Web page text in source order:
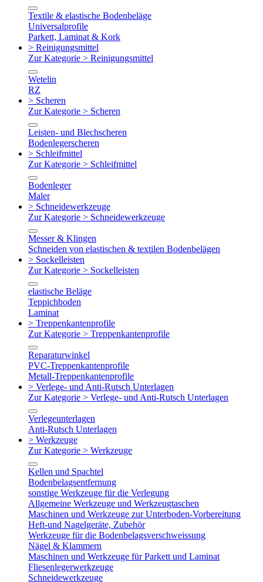
Textile & elastische Bodenbeläge
Universalprofile
Parkett, Laminat & Kork
> Reinigungsmittel
Zur Kategorie > Reinigungsmittel
Wetelin
RZ
> Scheren
Zur Kategorie > Scheren
Leisten- und Blechscheren
Bodenlegerscheren
> Schleifmittel
Zur Kategorie > Schleifmittel
Bodenleger
Maler
> Schneidewerkzeuge
Zur Kategorie > Schneidewerkzeuge
Messer & Klingen
Schneiden von elastischen & textilen Bodenbelägen
> Sockelleisten
Zur Kategorie > Sockelleisten
elastische Beläge
Teppichboden
Laminat
> Treppenkantenprofile
Zur Kategorie > Treppenkantenprofile
Reparaturwinkel
PVC-Treppenkantenprofile
Metall-Treppenkantenprofile
> Verlege- und Anti-Rutsch Unterlagen
Zur Kategorie > Verlege- und Anti-Rutsch Unterlagen
Verlegeunterlagen
Anti-Rutsch Unterlagen
> Werkzeuge
Zur Kategorie > Werkzeuge
Kellen und Spachtel
Bodenbelagsentfernung
sonstige Werkzeuge für die Verlegung
Allgemeine Werkzeuge und Werkzeugtaschen
Maschinen und Werkzeuge zur Unterboden-Vorbereitung
Heft-und Nagelgeräte, Zubehör
Werkzeuge für die Bodenbelagsverschweissung
Nägel & Klammern
Maschinen und Werkzeuge für Parkett und Laminat
Fliesenlegerwerkzeuge
Schneidewerkzeuge